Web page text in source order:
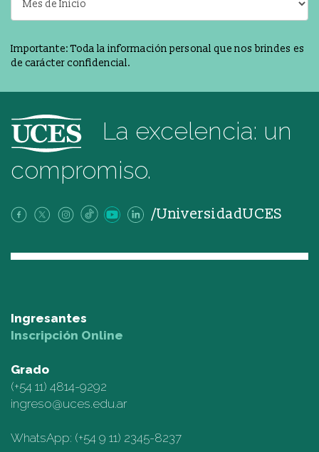
Importante: Toda la información personal que nos brindes es
de carácter confidencial.
La excelencia: un
compromiso.
/UniversidadUCES
Ingresantes
Inscripción Online
Grado
(+54 11) 4814-9292
ingreso@uces.edu.ar
WhatsApp: (+54 9 11) 2345-8237